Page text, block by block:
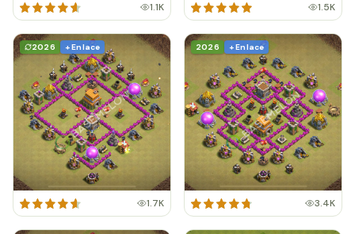
1.1K 1.5K
2026 + Enlace
1.7K
2026 + Enlace
3.4K